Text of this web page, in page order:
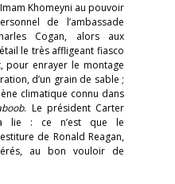
Khomeyni au pouvoir
de l’ambassade
Cogan, alors aux
le très affligeant fiasco
pour enrayer le montage
d’un grain de sable ;
climatique connu dans
. Le président Carter
lie : ce n’est que le
de Ronald Reagan,
au bon vouloir de